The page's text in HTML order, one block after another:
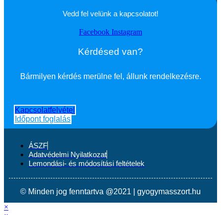
Vedd fel velünk a kapcsolatot!
Facebook Instagram
Kérdésed van?
Bármilyen kérdés merülne fel, állunk rendelkezésre.
Kapcsolatfelvétel
Időpont foglalás
ÁSZF
Adatvédelmi Nyilatkozat
Lemondási- és módosítási feltételek
© Minden jog fenntartva @2021 | gyogymasszort.hu
×